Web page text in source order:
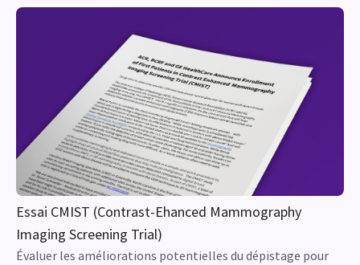
Essai CMIST (Contrast-Ehanced Mammography
Imaging Screening Trial)
Évaluer les améliorations potentielles du dépistage pour